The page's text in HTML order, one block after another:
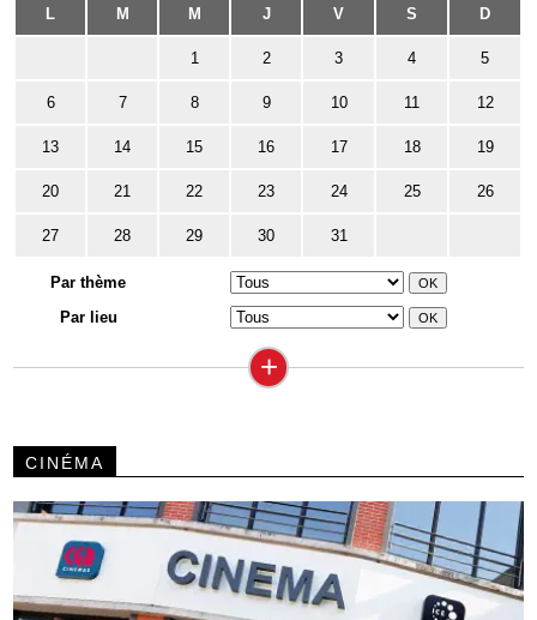
L M M J V S D
1 2 3 4 5
6 7 8 9 10 11 12
13 14 15 16 17 18 19
20 21 22 23 24 25 26
27 28 29 30 31
Par thème
Par lieu
+
CINÉMA